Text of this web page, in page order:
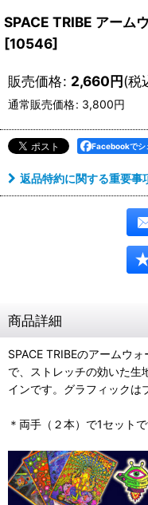
SPACE TRIBE アーム
[10546]
販売価格: 2,660円(税
通常販売価格: 3,800円
Facebookでシ
返品特約に関する重要事
商品詳細
SPACE TRIBEのアームウ
で、ストレッチの効いた生
インです。グラフィックは
＊両手（２本）で1セットで